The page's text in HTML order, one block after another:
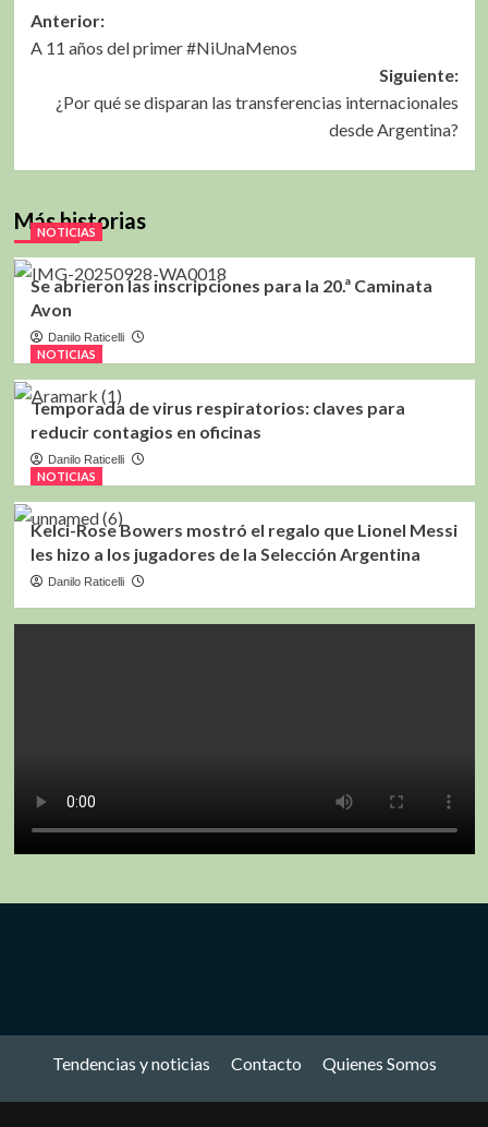
Navegación
de
entradas
Anterior:
A 11 años del primer #NiUnaMenos
Siguiente:
¿Por qué se disparan las transferencias internacionales
desde Argentina?
Más historias
NOTICIAS
Se abrieron las inscripciones para la 20.ª Caminata
Avon
Danilo Raticelli
NOTICIAS
Temporada de virus respiratorios: claves para
reducir contagios en oficinas
Danilo Raticelli
NOTICIAS
Kelci-Rose Bowers mostró el regalo que Lionel Messi
les hizo a los jugadores de la Selección Argentina
Danilo Raticelli
Tendencias y noticias Contacto Quienes Somos